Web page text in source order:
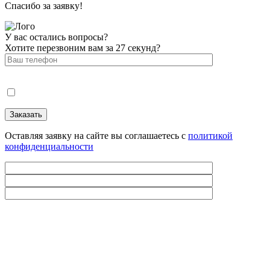
Спасибо за заявку!
У вас остались вопросы?
Хотите перезвоним вам за 27 секунд?
Оставляя заявку на сайте вы соглашаетесь с политикой
конфиденциальности